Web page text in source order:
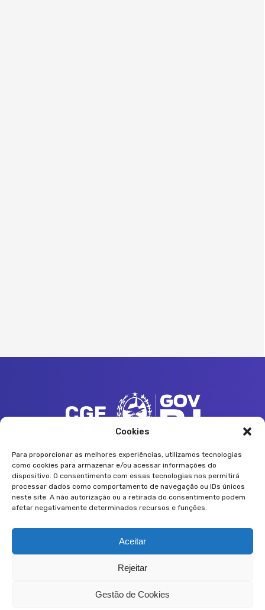
Cookies
Para proporcionar as melhores experiências, utilizamos tecnologias
como cookies para armazenar e/ou acessar informações do
dispositivo. O consentimento com essas tecnologias nos permitirá
processar dados como comportamento de navegação ou IDs únicos
neste site. A não autorização ou a retirada do consentimento podem
afetar negativamente determinados recursos e funções.
Aceitar
Rejeitar
Gestão de Cookies
Centro - Rio de Janeiro, 20020-000
(21) 2333-1814
controladoria@cge.rj.gov.br
Siga a CGE: